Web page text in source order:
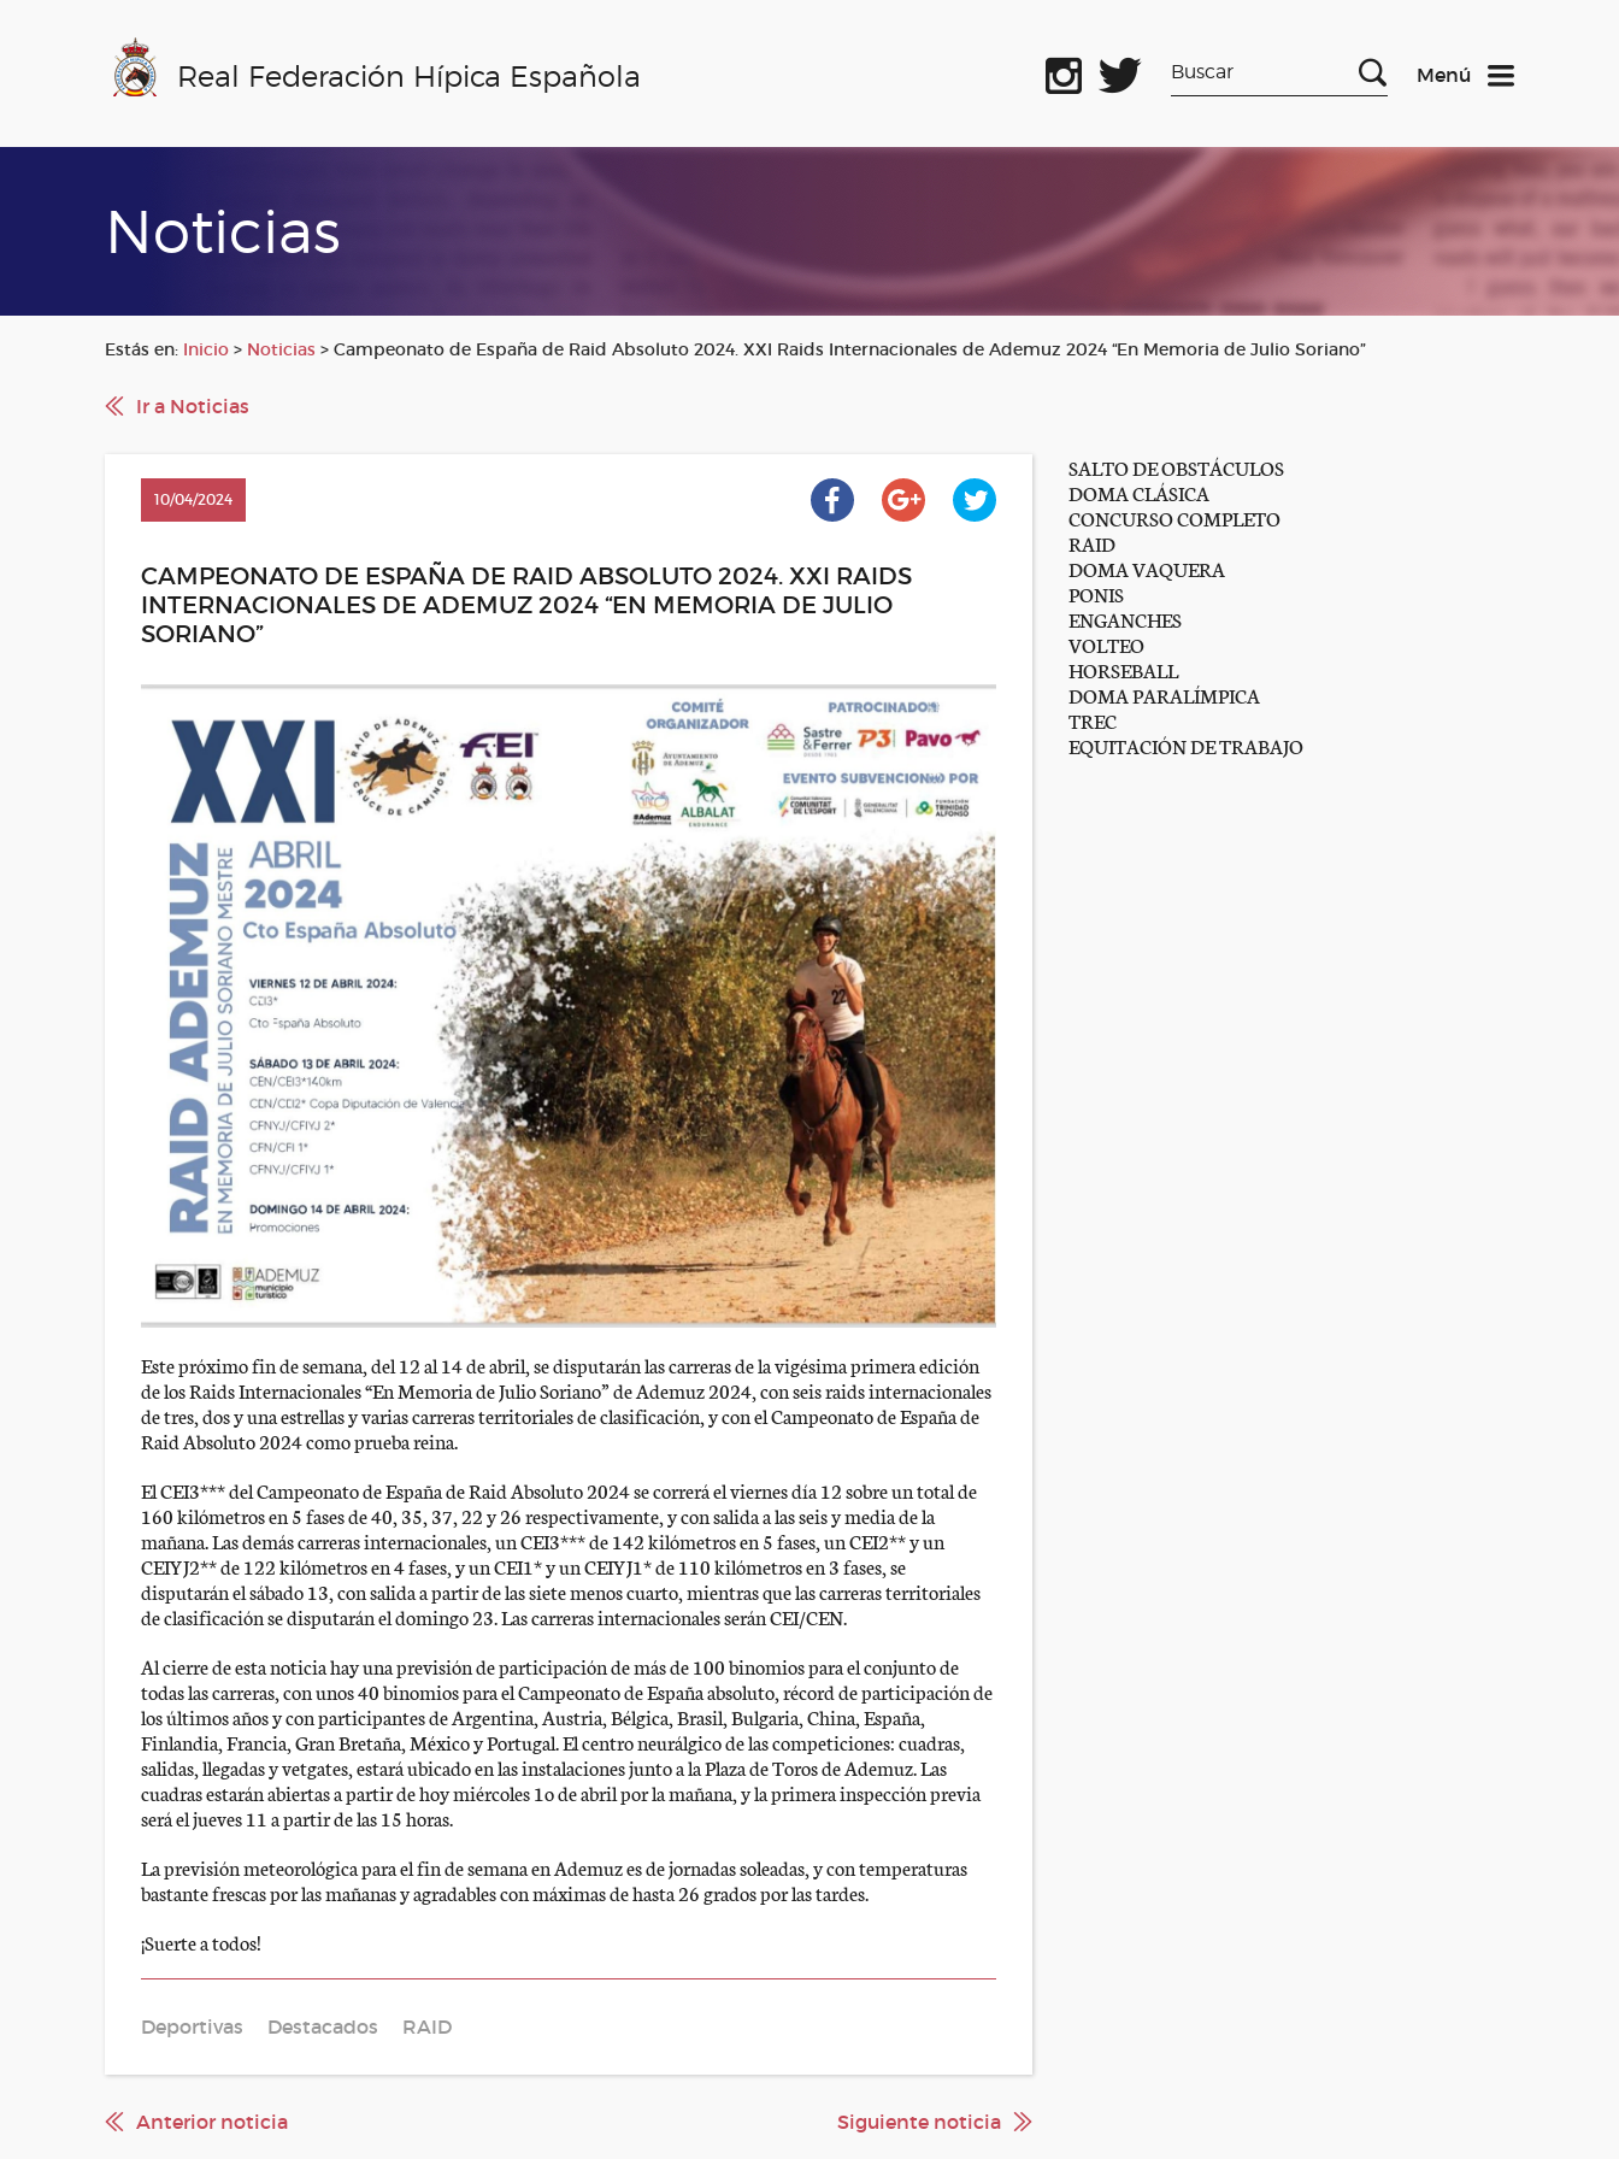
Real Federación Hípica Española Menú
Noticias
Estás en: Inicio > Noticias > Campeonato de España de Raid Absoluto 2024. XXI Raids Internacionales de Ademuz 2024 “En Memoria de Julio Soriano”
Ir a Noticias
10/04/2024
CAMPEONATO DE ESPAÑA DE RAID ABSOLUTO 2024. XXI RAIDS
INTERNACIONALES DE ADEMUZ 2024 “EN MEMORIA DE JULIO
SORIANO”
Este próximo fin de semana, del 12 al 14 de abril, se disputarán las carreras de la vigésima primera edición
de los Raids Internacionales “En Memoria de Julio Soriano” de Ademuz 2024, con seis raids internacionales
de tres, dos y una estrellas y varias carreras territoriales de clasificación, y con el Campeonato de España de
Raid Absoluto 2024 como prueba reina.
El CEI3*** del Campeonato de España de Raid Absoluto 2024 se correrá el viernes día 12 sobre un total de
160 kilómetros en 5 fases de 40, 35, 37, 22 y 26 respectivamente, y con salida a las seis y media de la
mañana. Las demás carreras internacionales, un CEI3*** de 142 kilómetros en 5 fases, un CEI2** y un
CEIYJ2** de 122 kilómetros en 4 fases, y un CEI1* y un CEIYJ1* de 110 kilómetros en 3 fases, se
disputarán el sábado 13, con salida a partir de las siete menos cuarto, mientras que las carreras territoriales
de clasificación se disputarán el domingo 23. Las carreras internacionales serán CEI/CEN.
Al cierre de esta noticia hay una previsión de participación de más de 100 binomios para el conjunto de
todas las carreras, con unos 40 binomios para el Campeonato de España absoluto, récord de participación de
los últimos años y con participantes de Argentina, Austria, Bélgica, Brasil, Bulgaria, China, España,
Finlandia, Francia, Gran Bretaña, México y Portugal. El centro neurálgico de las competiciones: cuadras,
salidas, llegadas y vetgates, estará ubicado en las instalaciones junto a la Plaza de Toros de Ademuz. Las
cuadras estarán abiertas a partir de hoy miércoles 1o de abril por la mañana, y la primera inspección previa
será el jueves 11 a partir de las 15 horas.
La previsión meteorológica para el fin de semana en Ademuz es de jornadas soleadas, y con temperaturas
bastante frescas por las mañanas y agradables con máximas de hasta 26 grados por las tardes.
¡Suerte a todos!
Deportivas Destacados RAID
Anterior noticia Siguiente noticia
SALTO DE OBSTÁCULOS
DOMA CLÁSICA
CONCURSO COMPLETO
RAID
DOMA VAQUERA
PONIS
ENGANCHES
VOLTEO
HORSEBALL
DOMA PARALÍMPICA
TREC
EQUITACIÓN DE TRABAJO